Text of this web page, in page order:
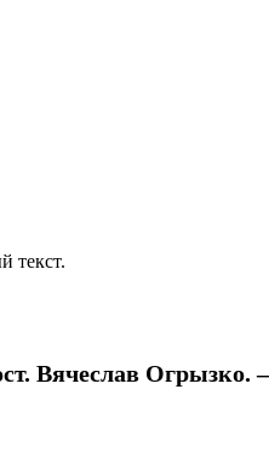
текст.
Вячеслав Огрызко.